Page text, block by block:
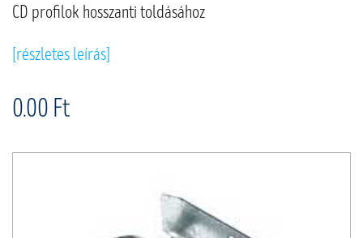
CD profilok hosszanti toldásához
[részletes leírás]
0.00 Ft